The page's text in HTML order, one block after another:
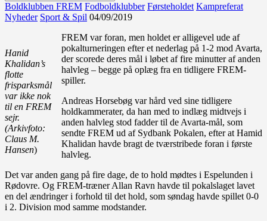
Boldklubben FREM Fodboldklubber Førsteholdet Kampreferat
Nyheder Sport & Spil 04/09/2019
Hanid
Khalidan’s
flotte
frisparksmål
var ikke nok
til en FREM
sejr.
(Arkivfoto:
Claus M.
Hansen)
FREM var foran, men holdet er alligevel ude af
pokalturneringen efter et nederlag på 1-2 mod Avarta,
der scorede deres mål i løbet af fire minutter af anden
halvleg – begge på oplæg fra en tidligere FREM-
spiller.
Andreas Horsebøg var hård ved sine tidligere
holdkammerater, da han med to indlæg midtvejs i
anden halvleg stod fadder til de Avarta-mål, som
sendte FREM ud af Sydbank Pokalen, efter at Hamid
Khalidan havde bragt de tværstribede foran i første
halvleg.
Det var anden gang på fire dage, de to hold mødtes i Espelunden i
Rødovre. Og FREM-træner Allan Ravn havde til pokalslaget lavet
en del ændringer i forhold til det hold, som søndag havde spillet 0-0
i 2. Division mod samme modstander.